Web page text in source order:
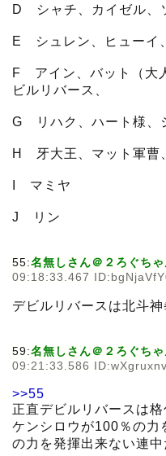
D シャチ、カイゼル、
E シュレン、ヒューイ
F アイン、バット（大
ビルリバース、
G リハク、ハート様、
H 牙大王、マット軍曹
I マミヤ
J リン
55:名無しさん＠２ろぐちゃ
09:18:33.467
デビルリバースは北斗
59:名無しさん＠２ろぐちゃ
09:21:33.586
>>55
正直デビルリバースは
ケンシロウが100％の力
の力を発揮出来ない連